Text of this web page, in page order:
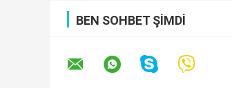
BEN SOHBET ŞIMDI